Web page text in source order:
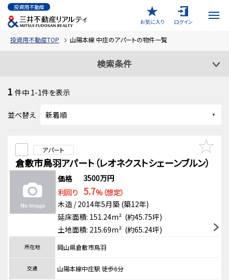
投資用不動産
お気に入り
ログイン
投資用不動産TOP 山陽本線 中庄のアパートの物件一覧
検索条件
1 件中 1-1件を表示
並べ替え
アパート
倉敷市鳥羽アパート（レオネクストシェーンブルン）
価格
3500万円
利回り 5.7%（想定）
木造 / 2014年5月築 (築12年)
延床面積: 151.24m² (約45.75坪)
土地面積: 215.69m² (約65.24坪)
所在地 岡山県倉敷市鳥羽
交通 山陽本線中庄駅 徒歩6分